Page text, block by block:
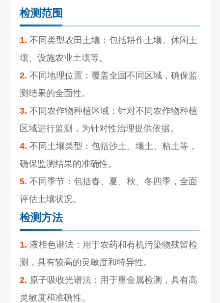
检测范围
1. 不同类型农田土壤：包括耕作土壤、休闲土
壤、设施农业土壤等。
2. 不同地理位置：覆盖全国不同区域，确保监
测结果的全面性。
3. 不同农作物种植区域：针对不同农作物种植
区域进行监测，为针对性治理提供依据。
4. 不同土壤类型：包括沙土、壤土、粘土等，
确保监测结果的准确性。
5. 不同季节：包括春、夏、秋、冬四季，全面
评估土壤状况。
检测方法
1. 液相色谱法：用于农药和有机污染物残留检
测，具有较高的灵敏度和特异性。
2. 原子吸收光谱法：用于重金属检测，具有高
灵敏度和准确性。